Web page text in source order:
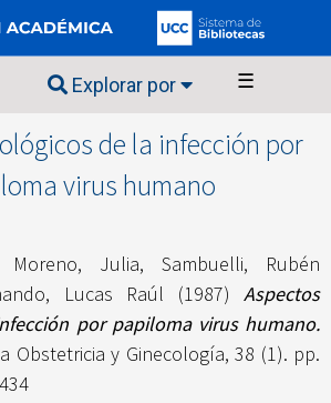
Explorar por ☰
de la infección por
virus humano
Moreno, Julia, Sambuelli, Rubén
Lucas Raúl (1987) Aspectos
por papiloma virus humano.
Obstetricia y Ginecología, 38 (1). pp.